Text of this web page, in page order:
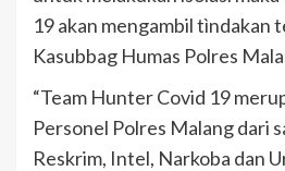
19 akan mengambil tìndakan
Kasubbag Humas Polres
“Team Hunter Covid 19
Personel Polres Malang dari
Reskrim, Intel, Narkoba dan